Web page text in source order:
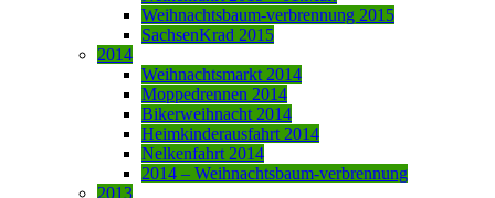
Weihnachtsbaum-verbrennung 2015
SachsenKrad 2015
2014
Weihnachtsmarkt 2014
Moppedrennen 2014
Bikerweihnacht 2014
Heimkinderausfahrt 2014
Nelkenfahrt 2014
2014 – Weihnachtsbaum-verbrennung
2013